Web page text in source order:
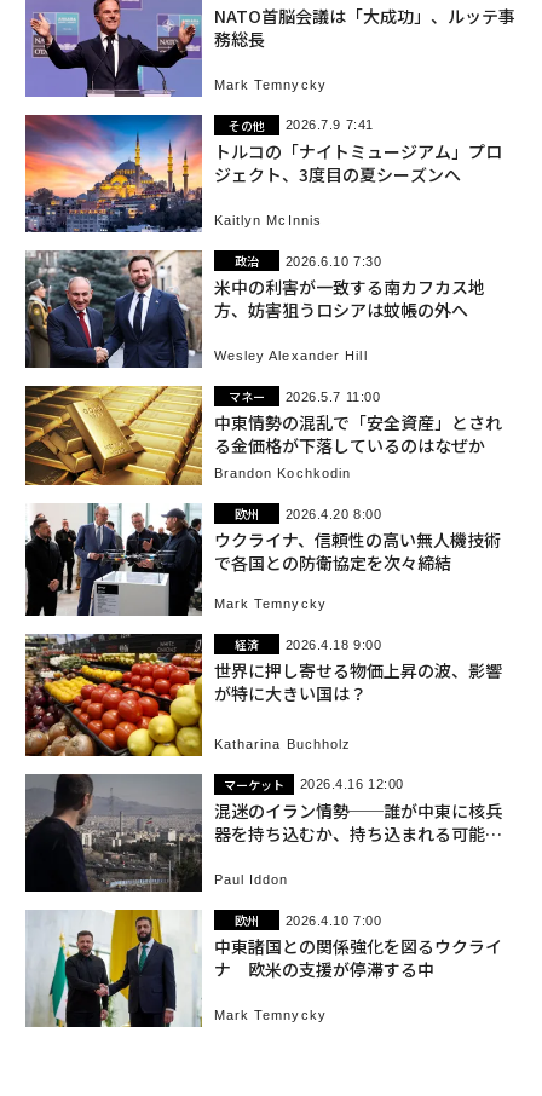
NATO首脳会議は「大成功」、ルッテ事
務総長
Mark Temnycky
その他 2026.7.9 7:41
トルコの「ナイトミュージアム」プロ
ジェクト、3度目の夏シーズンへ
Kaitlyn McInnis
政治 2026.6.10 7:30
米中の利害が一致する南カフカス地
方、妨害狙うロシアは蚊帳の外へ
Wesley Alexander Hill
マネー 2026.5.7 11:00
中東情勢の混乱で「安全資産」とされ
る金価格が下落しているのはなぜか
Brandon Kochkodin
欧州 2026.4.20 8:00
ウクライナ、信頼性の高い無人機技術
で各国との防衛協定を次々締結
Mark Temnycky
経済 2026.4.18 9:00
世界に押し寄せる物価上昇の波、影響
が特に大きい国は？
Katharina Buchholz
マーケット 2026.4.16 12:00
混迷のイラン情勢──誰が中東に核兵
器を持ち込むか、持ち込まれる可能性
Paul Iddon
欧州 2026.4.10 7:00
中東諸国との関係強化を図るウクライ
ナ 欧米の支援が停滞する中
Mark Temnycky